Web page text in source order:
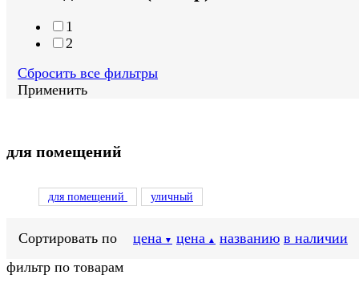
1
2
Сбросить все фильтры
Применить
для помещений
для помещений уличный
Сортировать по цена ▼ цена ▲ названию в наличии
фильтр по товарам